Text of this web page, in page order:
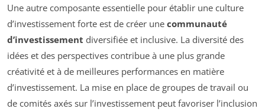
Une autre composante essentielle pour établir une culture
d’investissement forte est de créer une communauté
d’investissement diversifiée et inclusive. La diversité des
idées et des perspectives contribue à une plus grande
créativité et à de meilleures performances en matière
d’investissement. La mise en place de groupes de travail ou
de comités axés sur l’investissement peut favoriser l’inclusion